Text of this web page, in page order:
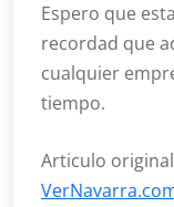
Espero que
recordad que
cualquier
tiempo.
Articulo